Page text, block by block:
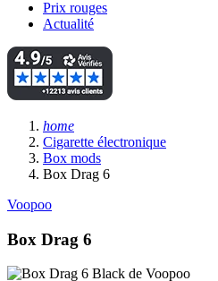
Prix rouges
Actualité
home
Cigarette électronique
Box mods
Box Drag 6
Voopoo
Box Drag 6